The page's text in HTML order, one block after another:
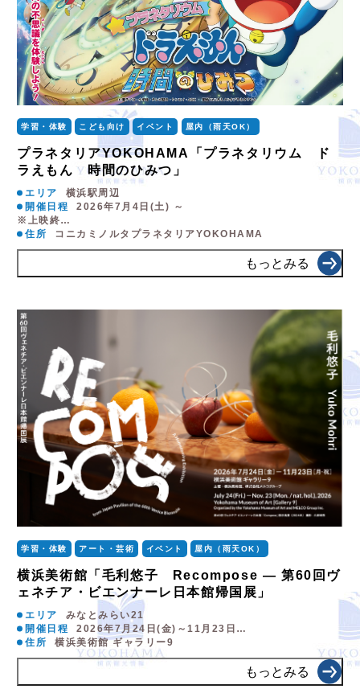
学習・体験 こども向け イベント 屋内（雨天OK）
プラネタリアYOKOHAMA「プラネタリウム ド
ラえもん 時間のひみつ」
エリア
横浜駅周辺
開催日程
2026年7月4日(土) ～
※上映終…
住所
コニカミノルタプラネタリアYOKOHAMA
もっとみる
学習・体験 アート・芸術 イベント 屋内（雨天OK）
横浜美術館「毛利悠子 Recompose ― 第60回ヴ
ェネチア・ビエンナーレ日本館帰国展」
エリア
みなとみらい21
開催日程
2026年7月24日(金)～11月23日…
住所
横浜美術館 ギャラリー9
もっとみる